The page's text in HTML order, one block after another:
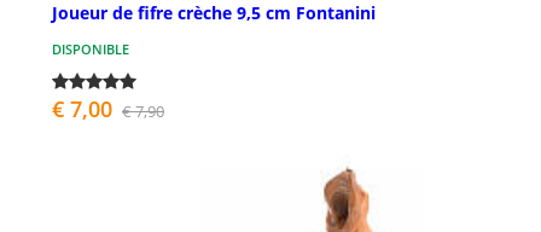
Joueur de fifre crèche 9,5 cm Fontanini
DISPONIBLE
€ 7,00 € 7,90